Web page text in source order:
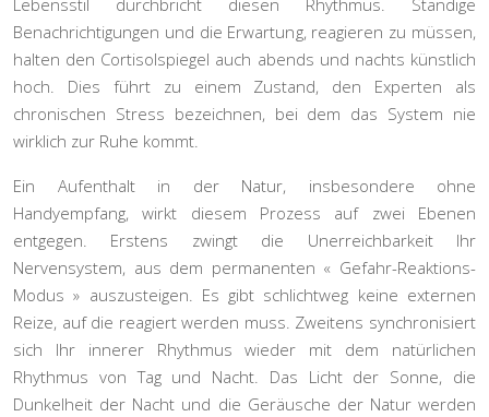
Lebensstil durchbricht diesen Rhythmus. Ständige
Benachrichtigungen und die Erwartung, reagieren zu müssen,
halten den Cortisolspiegel auch abends und nachts künstlich
hoch. Dies führt zu einem Zustand, den Experten als
chronischen Stress bezeichnen, bei dem das System nie
wirklich zur Ruhe kommt.
Ein Aufenthalt in der Natur, insbesondere ohne
Handyempfang, wirkt diesem Prozess auf zwei Ebenen
entgegen. Erstens zwingt die Unerreichbarkeit Ihr
Nervensystem, aus dem permanenten « Gefahr-Reaktions-
Modus » auszusteigen. Es gibt schlichtweg keine externen
Reize, auf die reagiert werden muss. Zweitens synchronisiert
sich Ihr innerer Rhythmus wieder mit dem natürlichen
Rhythmus von Tag und Nacht. Das Licht der Sonne, die
Dunkelheit der Nacht und die Geräusche der Natur werden